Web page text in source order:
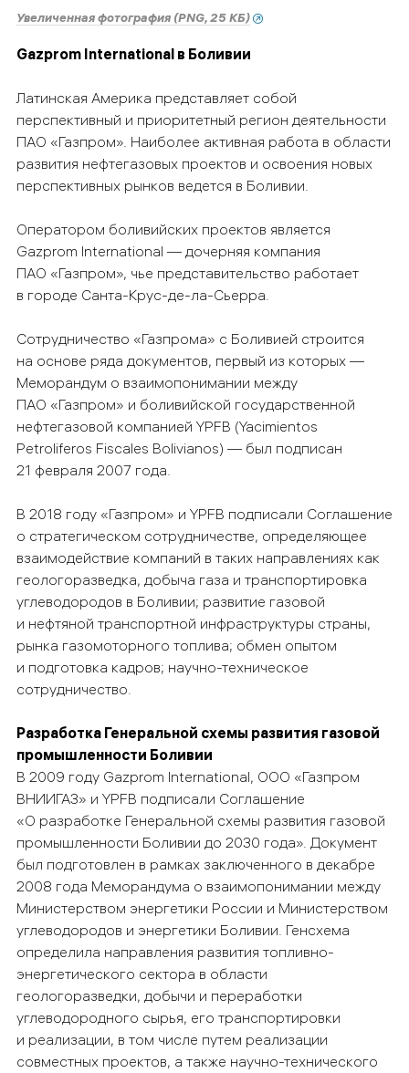
Увеличенная фотография (PNG, 25 КБ)
Gazprom International в Боливии
Латинская Америка представляет собой
перспективный и приоритетный регион деятельности
ПАО «Газпром». Наиболее активная работа в области
развития нефтегазовых проектов и освоения новых
перспективных рынков ведется в Боливии.
Оператором боливийских проектов является
Gazprom International — дочерняя компания
ПАО «Газпром», чье представительство работает
в городе Санта-Крус-де-ла-Сьерра.
Сотрудничество «Газпрома» с Боливией строится
на основе ряда документов, первый из которых —
Меморандум о взаимопонимании между
ПАО «Газпром» и боливийской государственной
нефтегазовой компанией YPFB (Yacimientos
Petroliferos Fiscales Bolivianos) — был подписан
21 февраля 2007 года.
В 2018 году «Газпром» и YPFB подписали Соглашение
о стратегическом сотрудничестве, определяющее
взаимодействие компаний в таких направлениях как
геологоразведка, добыча газа и транспортировка
углеводородов в Боливии; развитие газовой
и нефтяной транспортной инфраструктуры страны,
рынка газомоторного топлива; обмен опытом
и подготовка кадров; научно-техническое
сотрудничество.
Разработка Генеральной схемы развития газовой
промышленности Боливии
В 2009 году Gazprom International, ООО «Газпром
ВНИИГАЗ» и YPFB подписали Соглашение
«О разработке Генеральной схемы развития газовой
промышленности Боливии до 2030 года». Документ
был подготовлен в рамках заключенного в декабре
2008 года Меморандума о взаимопонимании между
Министерством энергетики России и Министерством
углеводородов и энергетики Боливии. Генсхема
определила направления развития топливно-
энергетического сектора в области
геологоразведки, добычи и переработки
углеводородного сырья, его транспортировки
и реализации, в том числе путем реализации
совместных проектов, а также научно-технического